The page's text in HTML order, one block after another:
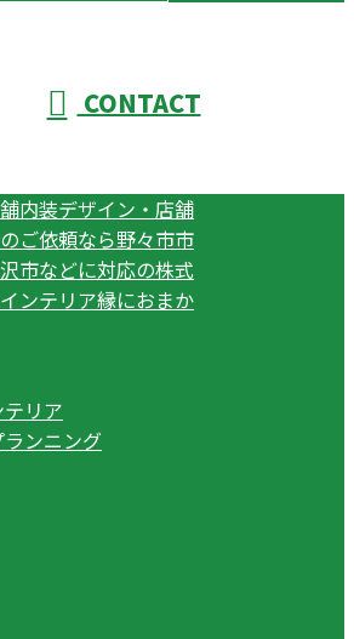
CONTACT
リア
ンニング